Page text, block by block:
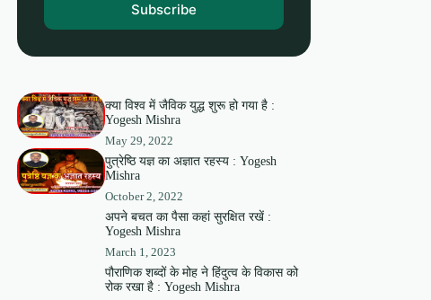
Subscribe
क्या विश्व में जैविक युद्ध शुरू हो गया है :
Yogesh Mishra
May 29, 2022
पुत्रेष्ठि यज्ञ का अज्ञात रहस्य : Yogesh
Mishra
October 2, 2022
अपने बचत का पैसा कहां सुरक्षित रखें :
Yogesh Mishra
March 1, 2023
पौराणिक शब्दों के मोह ने हिंदुत्व के विकास को
रोक रखा है : Yogesh Mishra